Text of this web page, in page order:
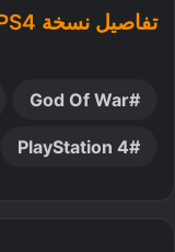
تفاصيل نسخة PS4 من Horizon Forbidden West.
God Of War
PlayStation 4